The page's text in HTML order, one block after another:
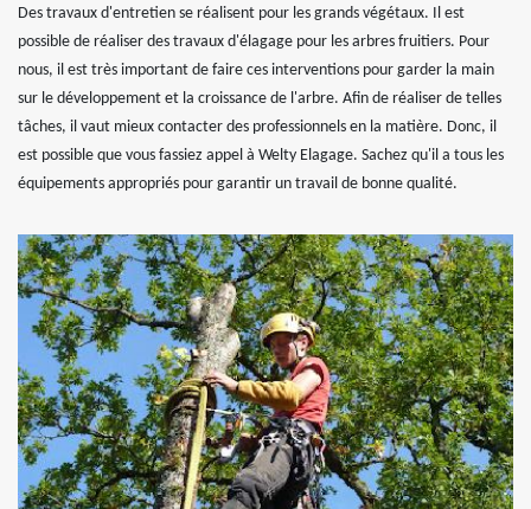
Des travaux d'entretien se réalisent pour les grands végétaux. Il est
possible de réaliser des travaux d'élagage pour les arbres fruitiers. Pour
nous, il est très important de faire ces interventions pour garder la main
sur le développement et la croissance de l'arbre. Afin de réaliser de telles
tâches, il vaut mieux contacter des professionnels en la matière. Donc, il
est possible que vous fassiez appel à Welty Elagage. Sachez qu'il a tous les
équipements appropriés pour garantir un travail de bonne qualité.